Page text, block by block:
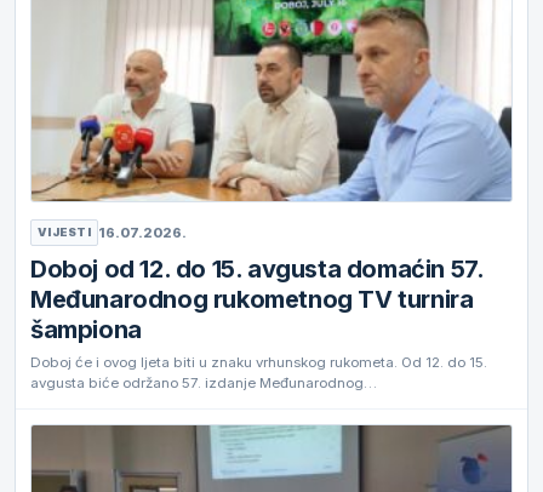
VIJESTI 16.07.2026.
Doboj od 12. do 15. avgusta domaćin 57.
Međunarodnog rukometnog TV turnira
šampiona
Doboj će i ovog ljeta biti u znaku vrhunskog rukometa. Od 12. do 15.
avgusta biće održano 57. izdanje Međunarodnog…